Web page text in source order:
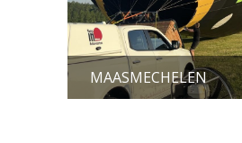
MAASMECHELEN